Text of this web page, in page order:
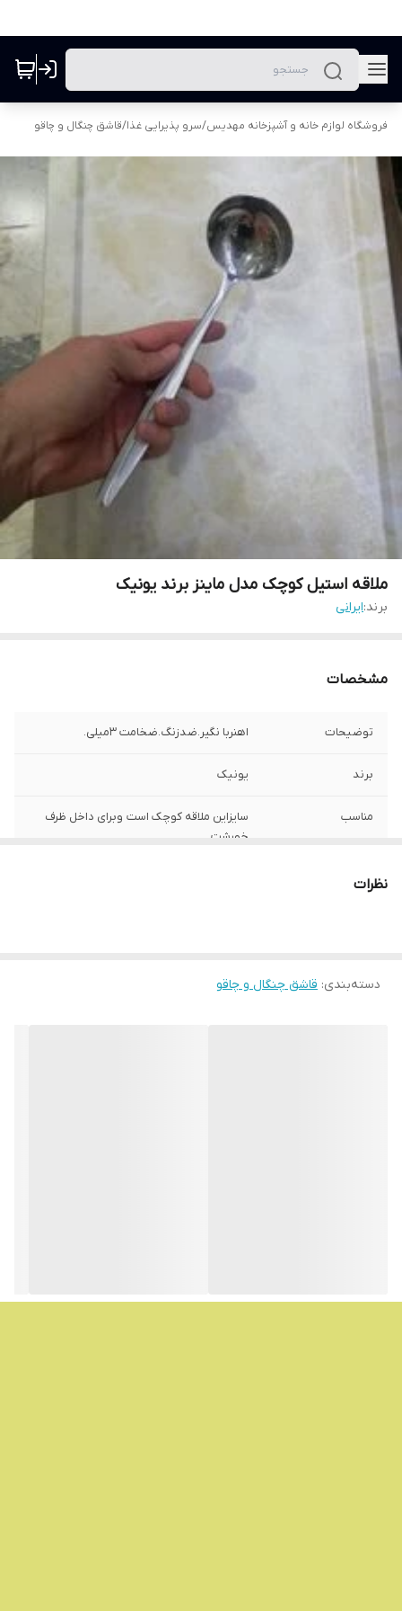
فروشگاه لوازم خانه و آشپزخانه مهدیس/سرو پذیرایی غذا/قاشق چنگال و چاقو
ملاقه استیل کوچک مدل ماینز برند یونیک
برند:ایرانی
مشخصات
توضیحات اهنربا نگیر.ضدزنگ.ضخامت 3میلی.
برند یونیک
مناسب
سایزاین ملاقه کوچک است وبرای داخل ظرف
خورشت
نظرات
دسته‌بندی: قاشق چنگال و چاقو